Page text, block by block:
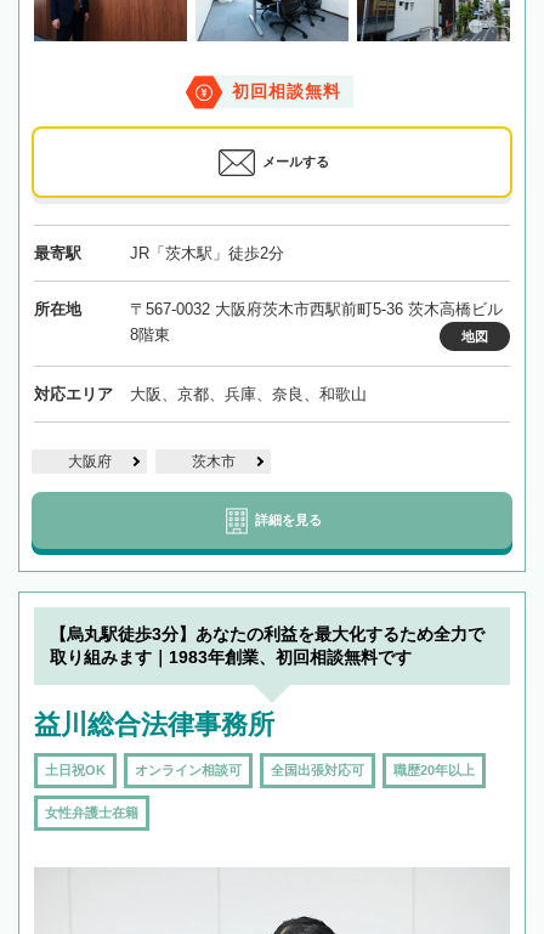
初回相談無料
メールする
最寄駅 JR「茨木駅」徒歩2分
所在地
〒567-0032 大阪府茨木市西駅前町5-36 茨木高橋ビル
8階東
地図
対応エリア 大阪、京都、兵庫、奈良、和歌山
大阪府 茨木市
詳細を見る
【烏丸駅徒歩3分】あなたの利益を最大化するため全力で
取り組みます｜1983年創業、初回相談無料です
益川総合法律事務所
土日祝OK オンライン相談可 全国出張対応可 職歴20年以上
女性弁護士在籍